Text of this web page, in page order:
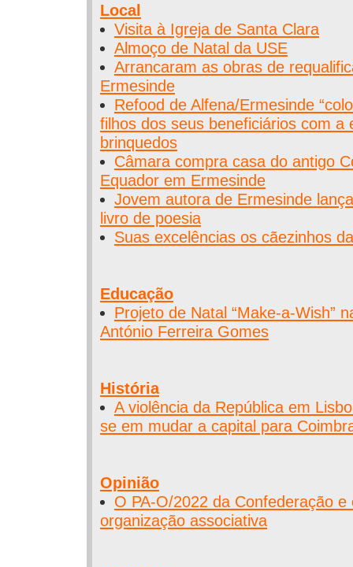
Local
Visita à Igreja de Santa Clara
Almoço de Natal da USE
Arrancaram as obras de
Ermesinde
Refood de Alfena/Ermesinde
filhos dos seus beneficiários com a
brinquedos
Câmara compra casa do antigo
Equador em Ermesinde
Jovem autora de Ermesinde
livro de poesia
Suas excelências os cãezinhos
Educação
Projeto de Natal “Make-a-Wish”
António Ferreira Gomes
História
A violência da República em
se em mudar a capital para
Opinião
O PA-O/2022 da Confederação
organização associativa